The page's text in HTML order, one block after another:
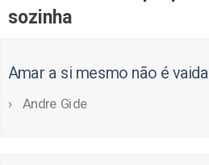
sozinha
Amar a si mesmo não é
Andre Gide